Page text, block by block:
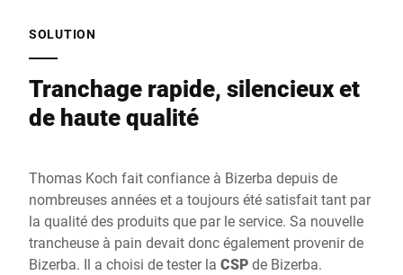
SOLUTION
Tranchage rapide, silencieux et
de haute qualité
Thomas Koch fait confiance à Bizerba depuis de
nombreuses années et a toujours été satisfait tant par
la qualité des produits que par le service. Sa nouvelle
trancheuse à pain devait donc également provenir de
Bizerba. Il a choisi de tester la CSPde Bizerba.